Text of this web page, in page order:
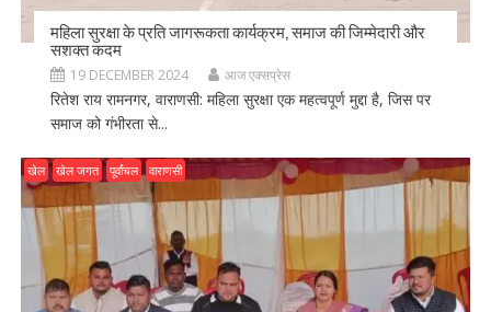
महिला सुरक्षा के प्रति जागरूकता कार्यक्रम, समाज की जिम्मेदारी और
सशक्त कदम
19 DECEMBER 2024 आज एक्सप्रेस
रितेश राय रामनगर, वाराणसी: महिला सुरक्षा एक महत्वपूर्ण मुद्दा है, जिस पर
समाज को गंभीरता से...
खेल खेल जगत पूर्वांचल वाराणसी